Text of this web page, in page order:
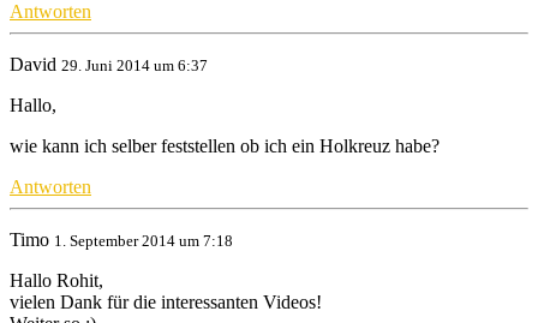
Antworten
David 29. Juni 2014 um 6:37
Hallo,
wie kann ich selber feststellen ob ich ein Holkreuz habe?
Antworten
Timo 1. September 2014 um 7:18
Hallo Rohit,
vielen Dank für die interessanten Videos!